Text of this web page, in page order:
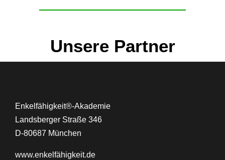
Unsere Partner
Enkelfähigkeit®-Akademie
Landsberger Straße 346
D-80687 München
www.enkelfähigkeit.de